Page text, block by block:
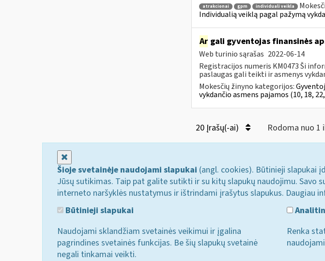
atrakcionai gpm individuali veikla
Individualią veiklą pagal pažymą
Argali gyventojas finansinės
Web turinio sąrašas 2022-06-14
Registracijos numeris KM0473 Ši
paslaugas gali teikti ir asmenys
Mokesčių žinyno kategorijos:
vykdančio asmens pajamos (10, 18,
20 Įrašų(-ai) Rodoma nuo 1
Šioje svetainėje naudojami slapukai (angl. cookies). Būtinieji slapukai
Jūsų sutikimas. Taip pat galite sutikti ir su kitų slapukų naudojimu. Savo
interneto naršyklės nustatymus ir ištrindami įrašytus slapukus. Daugiau
Būtinieji slapukai
Naudojami sklandžiam svetainės veikimui ir įgalina
pagrindines svetainės funkcijas. Be šių slapukų svetainė
negali tinkamai veikti.
Renka